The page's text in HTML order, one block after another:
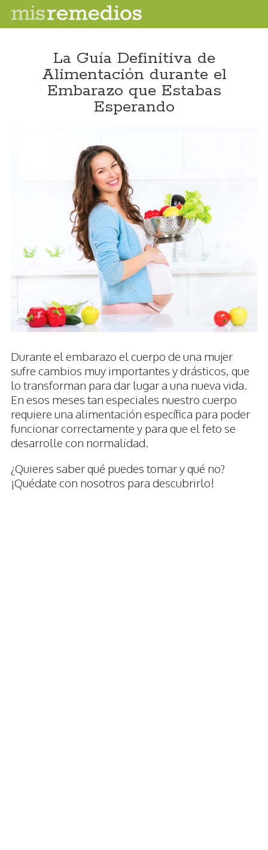
La Guía Definitiva de
Alimentación durante el
Embarazo que Estabas
Esperando
Durante el embarazo el cuerpo de una mujer
sufre cambios muy importantes y drásticos, que
lo transforman para dar lugar a una nueva vida.
En esos meses tan especiales nuestro cuerpo
requiere una alimentación específica para poder
funcionar correctamente y para que el feto se
desarrolle con normalidad.
¿Quieres saber qué puedes tomar y qué no?
¡Quédate con nosotros para descubrirlo!